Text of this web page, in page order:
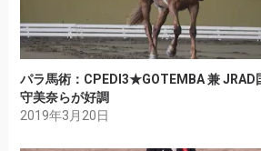
パラ馬術：CPEDI3★GOTEMBA 兼 JRAD
守美奈らが好調
2019年3月20日